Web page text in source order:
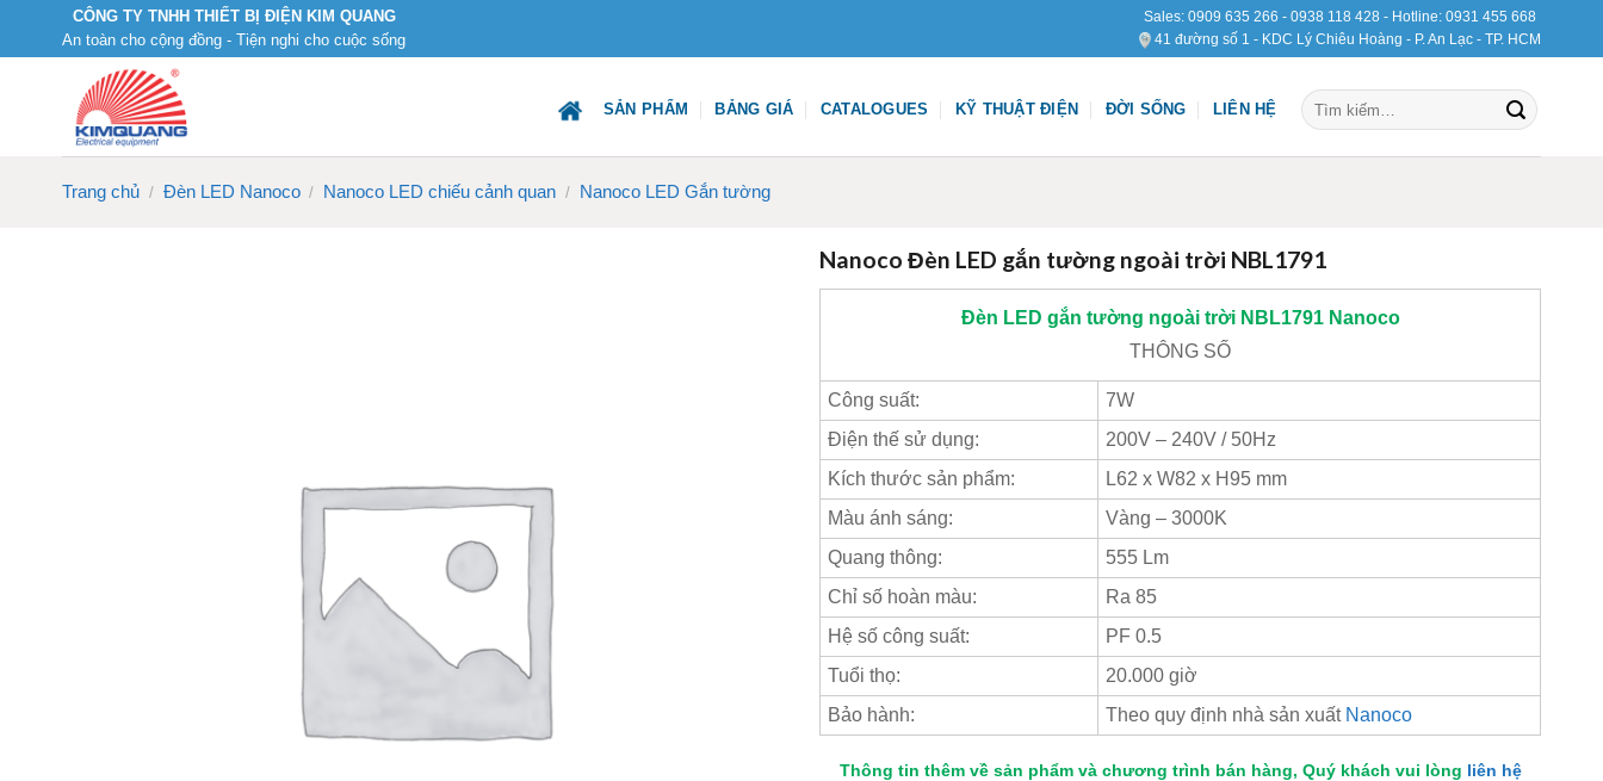
CÔNG TY TNHH THIẾT BỊ ĐIỆN KIM QUANG
An toàn cho cộng đồng - Tiện nghi cho cuộc sống
Sales: 0909 635 266 - 0938 118 428 - Hotline: 0931 455 668
41 đường số 1 - KDC Lý Chiêu Hoàng - P. An Lạc - TP. HCM
SẢN PHẨM BẢNG GIÁ CATALOGUES KỸ THUẬT ĐIỆN ĐỜI SỐNG LIÊN HỆ
Tìm
kiếm:
Trang chủ / Đèn LED Nanoco / Nanoco LED chiếu cảnh quan / Nanoco LED Gắn tường
Nanoco Đèn LED gắn tường ngoài trời NBL1791
Đèn LED gắn tường ngoài trời NBL1791 Nanoco
THÔNG SỐ
Công suất:
7W
Điện thế sử dụng:
200V – 240V / 50Hz
Kích thước sản phẩm:
L62 x W82 x H95 mm
Màu ánh sáng:
Vàng – 3000K
Quang thông:
555 Lm
Chỉ số hoàn màu:
Ra 85
Hệ số công suất:
PF 0.5
Tuổi thọ:
20.000 giờ
Bảo hành:
Theo quy định nhà sản xuất Nanoco
Thông tin thêm về sản phẩm và chương trình bán hàng, Quý khách vui lòng liên hệ